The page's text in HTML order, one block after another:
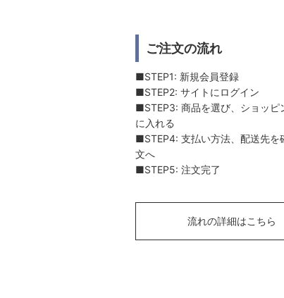
ご注文の流れ
■STEP1: 新規会員登録
■STEP2: サイトにログイン
■STEP3: 商品を選び、ショッピ
に入れる
■STEP4: 支払い方法、配送先を
文へ
■STEP5: 注文完了
流れの詳細はこちら